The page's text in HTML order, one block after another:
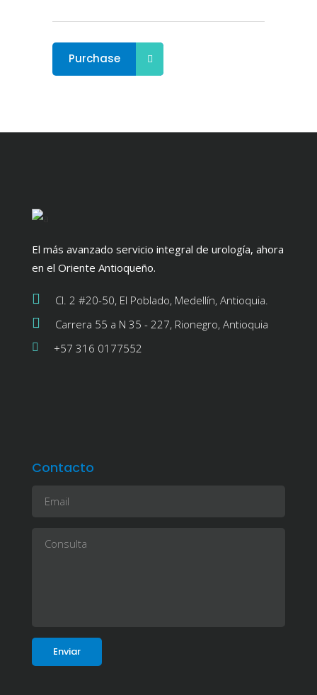
Purchase
El más avanzado servicio integral de urología, ahora
en el Oriente Antioqueño.
Cl. 2 #20-50, El Poblado, Medellín, Antioquia.
Carrera 55 a N 35 - 227, Rionegro, Antioquia
+57 316 0177552
Contacto